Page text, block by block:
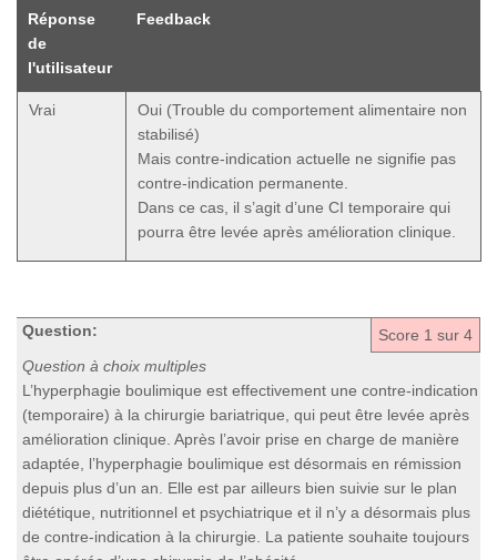
Réponse
de
l'utilisateur
Feedback
Vrai
Oui (Trouble du comportement alimentaire non
stabilisé)
Mais contre-indication actuelle ne signifie pas
contre-indication permanente.
Dans ce cas, il s’agit d’une CI temporaire qui
pourra être levée après amélioration clinique.
Score 1 sur 4
Question:
Question à choix multiples
L’hyperphagie boulimique est effectivement une contre-indication
(temporaire) à la chirurgie bariatrique, qui peut être levée après
amélioration clinique. Après l’avoir prise en charge de manière
adaptée, l’hyperphagie boulimique est désormais en rémission
depuis plus d’un an. Elle est par ailleurs bien suivie sur le plan
diététique, nutritionnel et psychiatrique et il n’y a désormais plus
de contre-indication à la chirurgie. La patiente souhaite toujours